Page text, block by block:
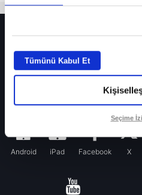
Tümünü Kabul Et
Seçime
Fenerbahçe’de sürpriz ayrılık ihtimali!
Fenerbahçe’nin yeni transferi Mason
Galatasaray’da rota yeniden Thiago
Android iPad Facebook X